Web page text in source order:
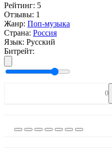
Рейтинг: 5
Отзывы: 1
Жанр: Поп-музыка
Страна: Россия
Язык: Русский
Битрейт:
0